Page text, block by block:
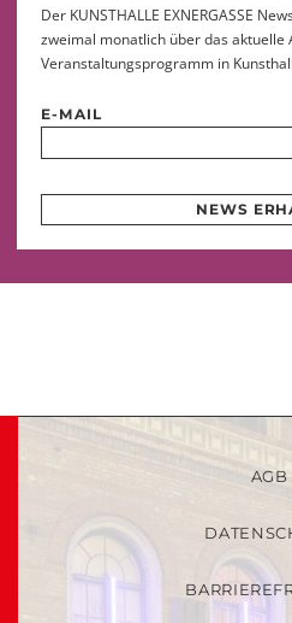
Der KUNSTHALLE EXNERGASSE
zweimal monatlich über das aktuelle
Veranstaltungsprogramm in
E-MAIL
NEWS
AGB